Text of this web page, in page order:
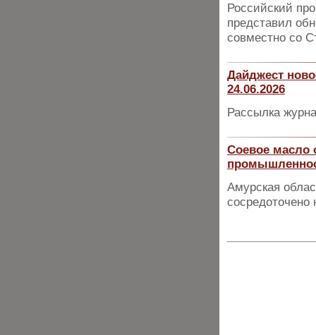
Российский
представил
совместно со
Дайджест
24.06.2026
Рассылка
Соевое масло
Амурская
сосредоточено